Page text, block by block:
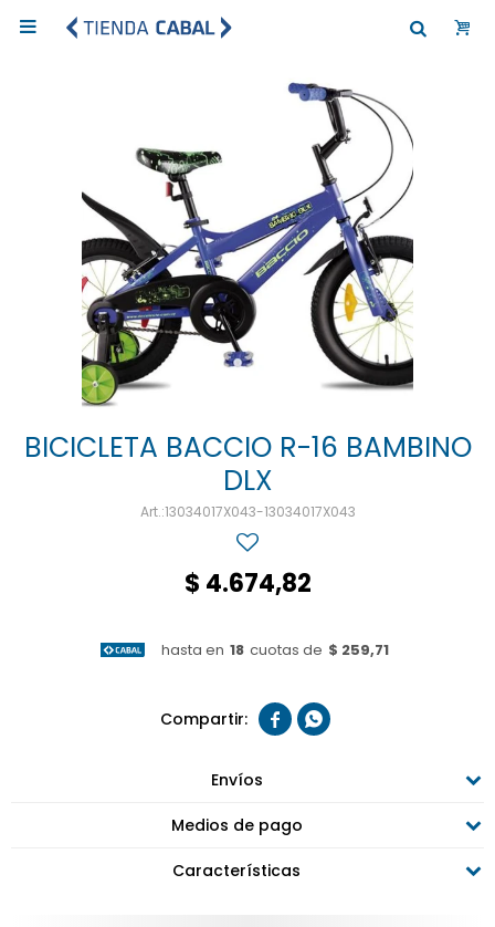

BICICLETA BACCIO R-16 BAMBINO
DLX
13034017X043-13034017X043
$ 4.674,82
hasta en 18 cuotas de $ 259,71
 
Envíos
Medios de pago
Características